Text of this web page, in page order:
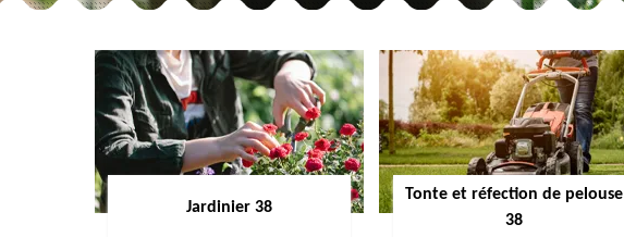
Jardinier 38
Tonte et réfection de pelouse
38